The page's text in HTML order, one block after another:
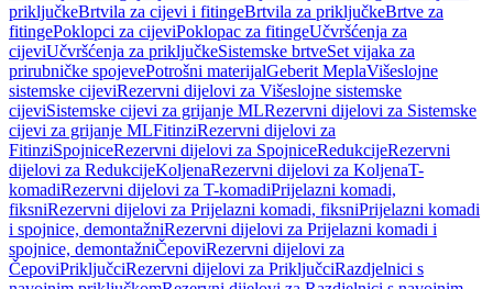
priključkeBrtvila za cijevi i fitingeBrtvila za priključkeBrtve za
fitingePoklopci za cijeviPoklopac za fitingeUčvršćenja za
cijeviUčvršćenja za priključkeSistemske brtveSet vijaka za
prirubničke spojevePotrošni materijalGeberit MeplaVišeslojne
sistemske cijeviRezervni dijelovi za Višeslojne sistemske
cijeviSistemske cijevi za grijanje MLRezervni dijelovi za Sistemske
cijevi za grijanje MLFitinziRezervni dijelovi za
FitinziSpojniceRezervni dijelovi za SpojniceRedukcijeRezervni
dijelovi za RedukcijeKoljenaRezervni dijelovi za KoljenaT-
komadiRezervni dijelovi za T-komadiPrijelazni komadi,
fiksniRezervni dijelovi za Prijelazni komadi, fiksniPrijelazni komadi
i spojnice, demontažniRezervni dijelovi za Prijelazni komadi i
spojnice, demontažniČepoviRezervni dijelovi za
ČepoviPriključciRezervni dijelovi za PriključciRazdjelnici s